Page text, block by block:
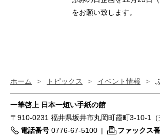
をお願い致します。
ホーム > トピックス > イベント情報 >
一筆啓上 日本一短い手紙の館
〒910-0231 福井県坂井市丸岡町霞町3-10-1（
電話番号 0776-67-5100 | ファックス